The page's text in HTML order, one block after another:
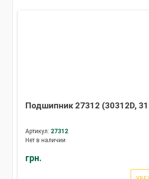
Подшипник 27312 (30312D,
Артикул: 27312
Нет в наличии
грн.